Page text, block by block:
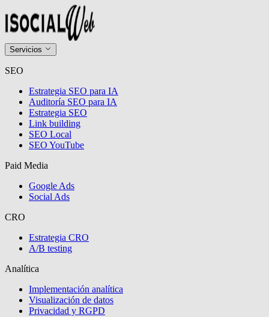
Servicios
SEO
Estrategia SEO para IA
Auditoría SEO para IA
Estrategia SEO
Link building
SEO Local
SEO YouTube
Paid Media
Google Ads
Social Ads
CRO
Estrategia CRO
A/B testing
Analítica
Implementación analítica
Visualización de datos
Privacidad y RGPD